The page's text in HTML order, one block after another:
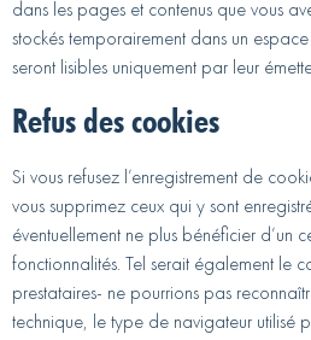
dans les pages et contenus que vous
stockés temporairement dans un
seront lisibles uniquement par leur
Refus des cookies
Si vous refusez l’enregistrement de
vous supprimez ceux qui y sont
éventuellement ne plus bénéficier d’un
fonctionnalités. Tel serait également le
prestataires- ne pourrions pas
technique, le type de navigateur utilisé